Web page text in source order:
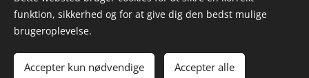
funktion, sikkerhed og for at give dig den bedst mulige
brugeroplevelse.
Accepter kun nødvendige Accepter alle